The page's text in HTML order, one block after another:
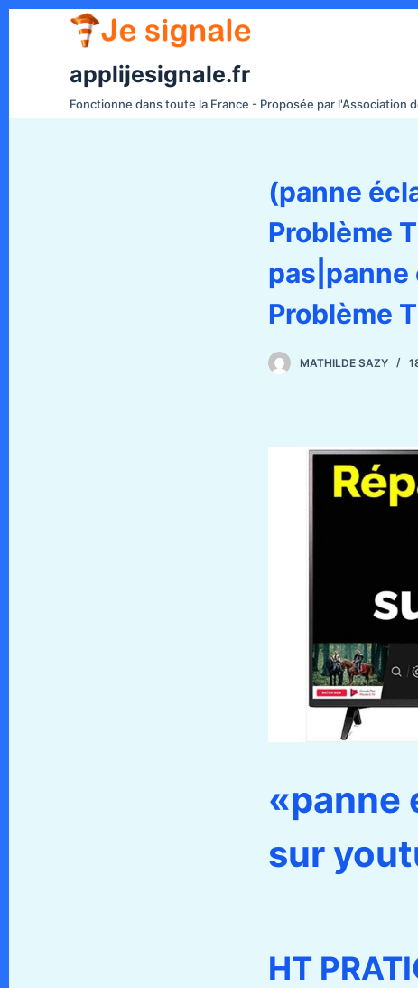
e
applijesignale.fr
Fonctionne dans toute la France - Proposée par l'Association
(panne
Problème
pas|panne
Problème
MATHILDE SAZY
«panne
sur
HT